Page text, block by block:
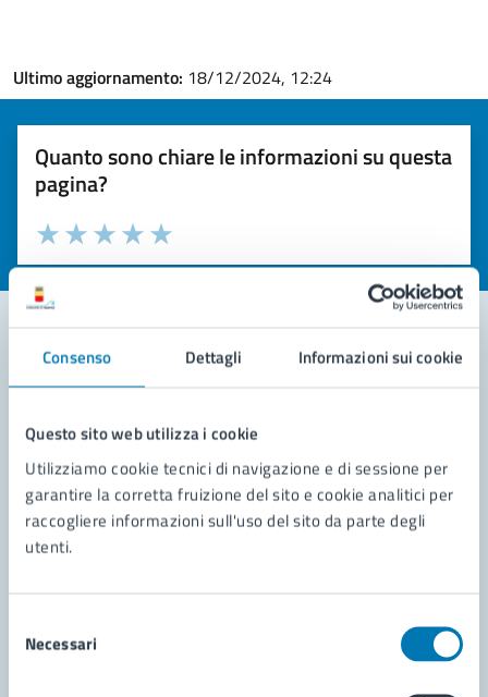
Consenso Dettagli Informazioni sui cookie
Questo sito web utilizza i cookie
Utilizziamo cookie tecnici di navigazione e di sessione per
garantire la corretta fruizione del sito e cookie analitici per
raccogliere informazioni sull'uso del sito da parte degli
utenti.
delNecessari
Ultimo aggiornamento: 18/12/2024, 12:24
Quanto sono chiare le informazioni su questa
pagina?
Valuta la chiarezza delle informazioni (da 1 a 5 stelle)
Seleziona il numero di stelle per valutare la chiarezza delle
Valuta 5 stelle su 5
Valuta 4 stelle su 5
Valuta 3 stelle su 5
Valuta 2 stelle su 5
Valuta 1 stelle su 5
Contatta il comune
Leggi le domande frequenti
Richiedi assistenza
Prenota appuntamento